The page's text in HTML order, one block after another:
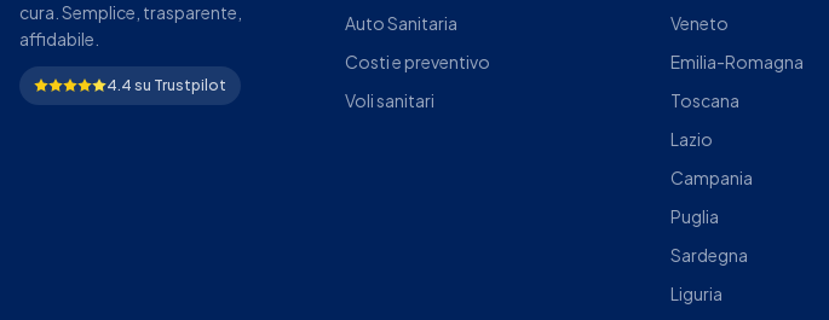
cura. Semplice, trasparente,
affidabile.
4.4 su Trustpilot
Auto Sanitaria
Costi e preventivo
Voli sanitari
Veneto
Emilia-Romagna
Toscana
Lazio
Campania
Puglia
Sardegna
Liguria